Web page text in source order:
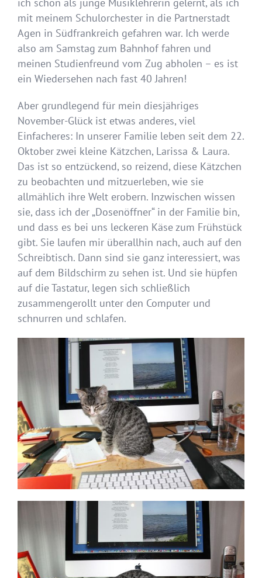
mit meinem Schulorchester in die Partnerstadt
Agen in Südfrankreich gefahren war. Ich werde
also am Samstag zum Bahnhof fahren und
meinen Studienfreund vom Zug abholen – es ist
ein Wiedersehen nach fast 40 Jahren!
Aber grundlegend für mein diesjähriges
November-Glück ist etwas anderes, viel
Einfacheres: In unserer Familie leben seit dem 22.
Oktober zwei kleine Kätzchen, Larissa & Laura.
Das ist so entzückend, so reizend, diese Kätzchen
zu beobachten und mitzuerleben, wie sie
allmählich ihre Welt erobern. Inzwischen wissen
sie, dass ich der „Dosenöffner“ in der Familie bin,
und dass es bei uns leckeren Käse zum Frühstück
gibt. Sie laufen mir überallhin nach, auch auf den
Schreibtisch. Dann sind sie ganz interessiert, was
auf dem Bildschirm zu sehen ist. Und sie hüpfen
auf die Tastatur, legen sich schließlich
zusammengerollt unter den Computer und
schnurren und schlafen.